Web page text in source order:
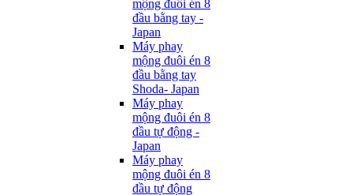
mộng đuôi én 8
đầu bằng tay -
Japan
Máy phay
mộng đuôi én 8
đầu bằng tay
Shoda- Japan
Máy phay
mộng đuôi én 8
đầu tự động -
Japan
Máy phay
mộng đuôi én 8
đầu tự động